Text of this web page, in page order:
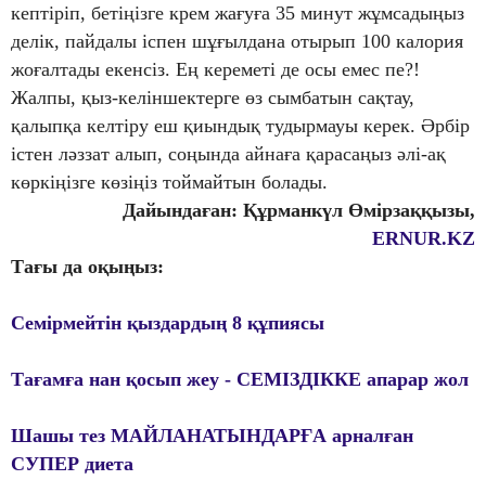
кептіріп, бетіңізге крем жағуға 35 минут жұмсадыңыз
делік, пайдалы іспен шұғылдана отырып 100 калория
жоғалтады екенсіз. Ең кереметі де осы емес пе?!
Жалпы, қыз-келіншектерге өз сымбатын сақтау,
қалыпқа келтіру еш қиындық тудырмауы керек. Әрбір
істен ләззат алып, соңында айнаға қарасаңыз әлі-ақ
көркіңізге көзіңіз тоймайтын болады.
Дайындаған: Құрманкүл Өмірзаққызы,
ERNUR.KZ
Тағы да оқыңыз:
Семірмейтін қыздардың 8 құпиясы
Тағамға нан қосып жеу - СЕМІЗДІККЕ апарар жол
Шашы тез МАЙЛАНАТЫНДАРҒА арналған
СУПЕР диета